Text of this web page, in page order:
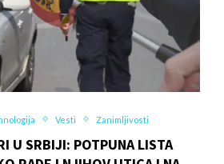
Vesti Zanimljivosti
U SRBIJI: POTPUNA LISTA